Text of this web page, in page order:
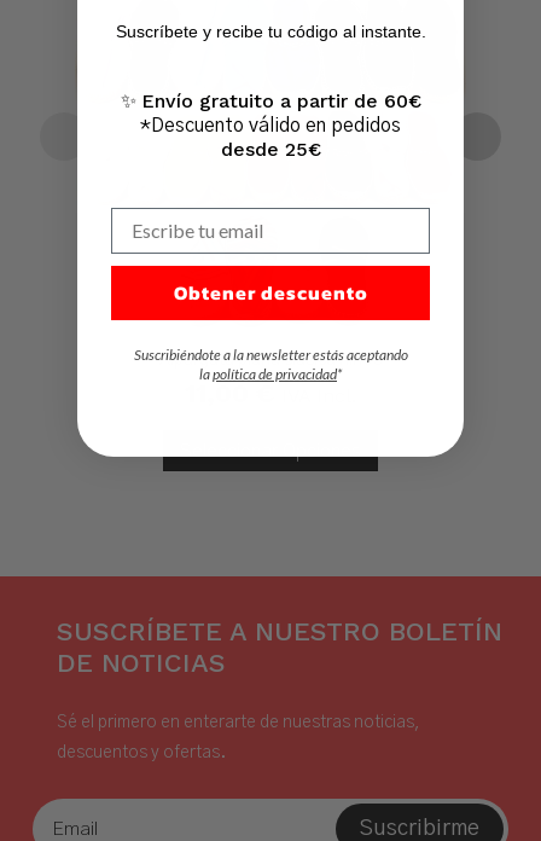
Alpargata plana clásica niños
SUSCRÍBETE A NUESTRO BOLETÍN
DE NOTICIAS
Sé el primero en enterarte de nuestras noticias,
descuentos y ofertas.
Suscribirme
Suscríbete y recibe tu código al instante.
✨ Envío gratuito a partir de 60€
*Descuento válido en pedidos
desde 25€
Obtener descuento
Suscribiéndote a la newsletter estás aceptando
lapolítica de privacidad*